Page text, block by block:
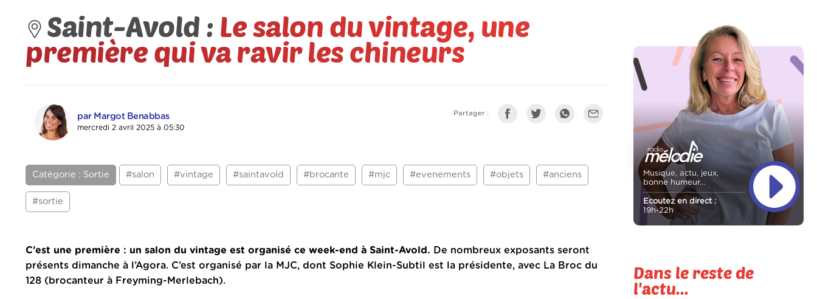
Saint-Avold : Le salon du vintage, une
première qui va ravir les chineurs
par Margot Benabbas
mercredi 2 avril 2025 à 05:30
Partager :
Catégorie : Sortie #salon #vintage #saintavold #brocante #mjc #evenements #objets #anciens
#sortie
C’est une première : un salon du vintage est organisé ce week-end à Saint-Avold. De nombreux exposants seront
présents dimanche à l’Agora. C’est organisé par la MJC, dont Sophie Klein-Subtil est la présidente, avec La Broc du
128 (brocanteur à Freyming-Merlebach).
Musique, actu, jeux,
bonne humeur...
Ecoutez en direct :
19h-22h
Dans le reste de
l'actu...